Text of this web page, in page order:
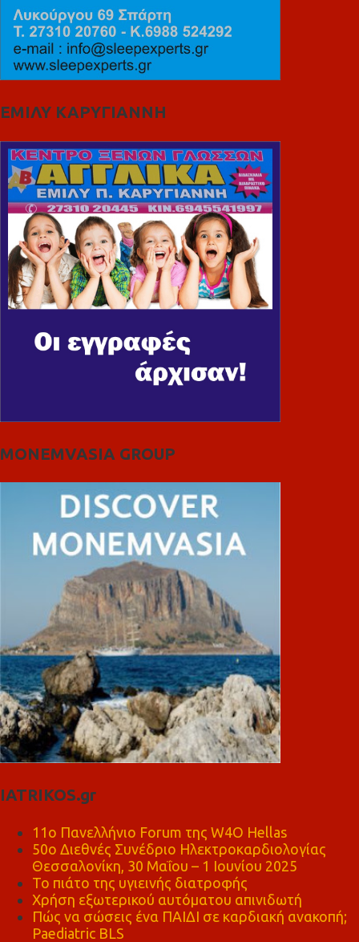
ΕΜΙΛΥ ΚΑΡΥΓΙΑΝΝΗ
MONEMVASIA GROUP
IATRIKOS.gr
11ο Πανελλήνιο Forum της W4O Hellas
50ο Διεθνές Συνέδριο Ηλεκτροκαρδιολογίας
Θεσσαλονίκη, 30 Μαΐου – 1 Ιουνίου 2025
Το πιάτο της υγιεινής διατροφής
Χρήση εξωτερικού αυτόματου απινιδωτή
Πώς να σώσεις ένα ΠΑΙΔΙ σε καρδιακή ανακοπή;
Paediatric BLS